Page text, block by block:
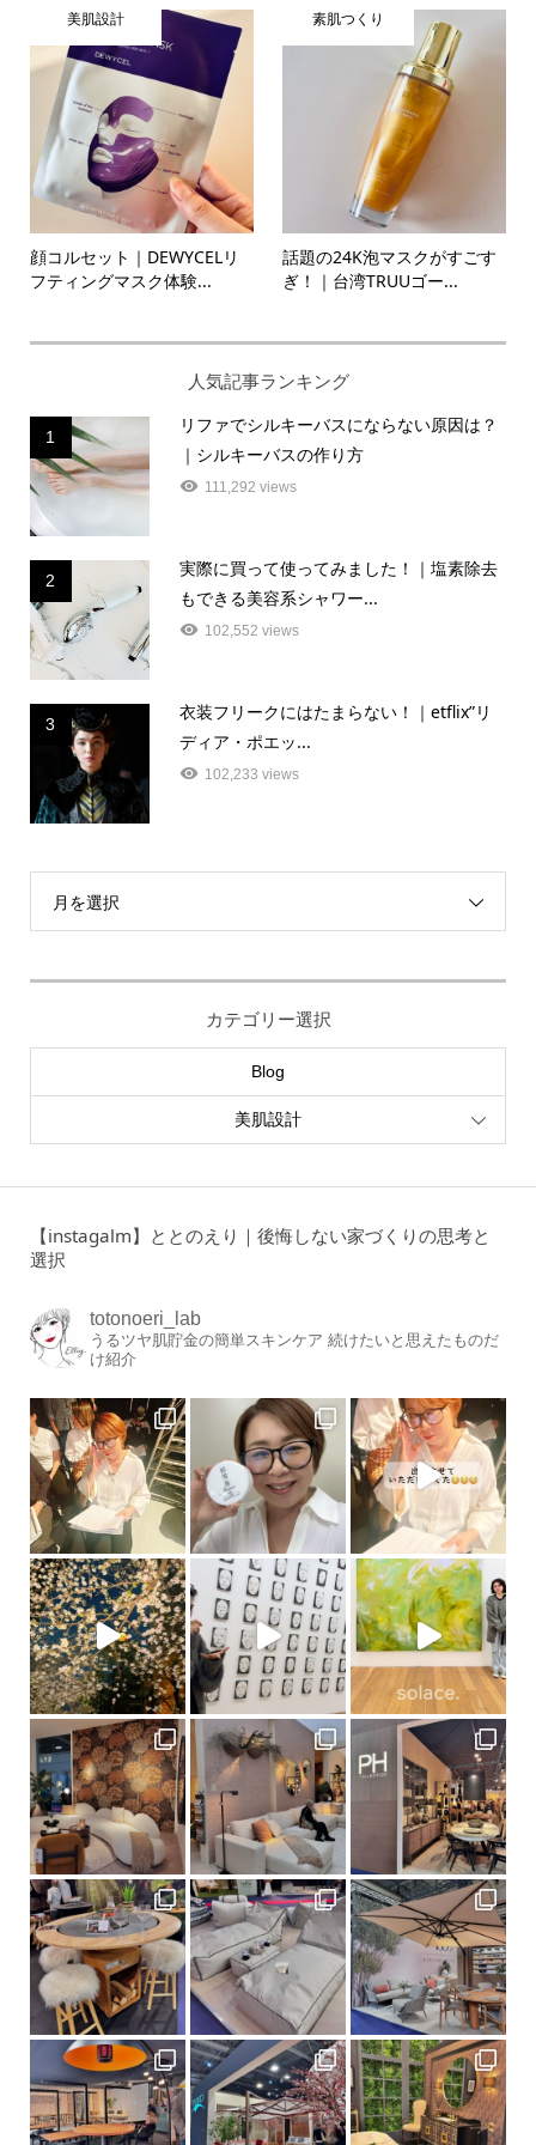
美肌設計
顔コルセット｜DEWYCELリ
フティングマスク体験...
素肌つくり
話題の24K泡マスクがすごす
ぎ！｜台湾TRUUゴー...
人気記事ランキング
1
リファでシルキーバスにならない原因は？
｜シルキーバスの作り方
111,292 views
2
実際に買って使ってみました！｜塩素除去
もできる美容系シャワー...
102,552 views
3
衣装フリークにはたまらない！｜etflix”リ
ディア・ポエッ...
102,233 views
月を選択
カテゴリー選択
Blog
美肌設計
【instagalm】ととのえり｜後悔しない家づくりの思考と
選択
totonoeri_lab
うるツヤ肌貯金の簡単スキンケア 続けたいと思えたものだ
け紹介